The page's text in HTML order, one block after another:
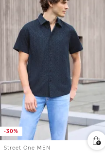
-30%
Street One MEN